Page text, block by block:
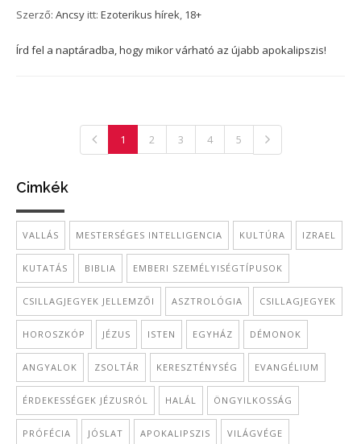
Szerző: Ancsy itt: Ezoterikus hírek, 18+
Írd fel a naptáradba, hogy mikor várható az újabb apokalipszis!
1 2 3 4 5
Cimkék
VALLÁS MESTERSÉGES INTELLIGENCIA KULTÚRA IZRAEL
KUTATÁS BIBLIA EMBERI SZEMÉLYISÉGTÍPUSOK
CSILLAGJEGYEK JELLEMZŐI ASZTROLÓGIA CSILLAGJEGYEK
HOROSZKÓP JÉZUS ISTEN EGYHÁZ DÉMONOK
ANGYALOK ZSOLTÁR KERESZTÉNYSÉG EVANGÉLIUM
ÉRDEKESSÉGEK JÉZUSRÓL HALÁL ÖNGYILKOSSÁG
PRÓFÉCIA JÓSLAT APOKALIPSZIS VILÁGVÉGE